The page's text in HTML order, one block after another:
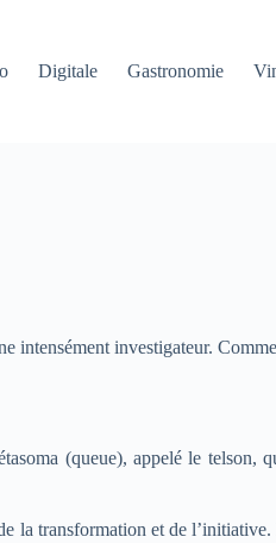
Digitale Gastronomie
intensément investigateur.
(queue), appelé le telson,
la transformation et de